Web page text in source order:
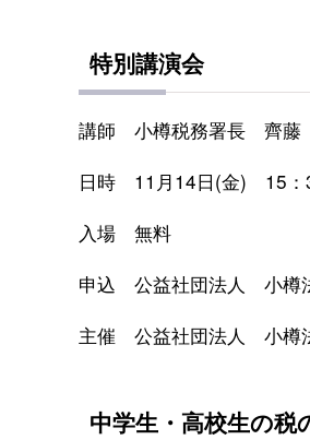
特別講演会
講師 小樽税務署長 齊
日時 11月14日(金) 15：
入場 無料
申込 公益社団法人 小樽
主催 公益社団法人 小樽
中学生・高校生の税